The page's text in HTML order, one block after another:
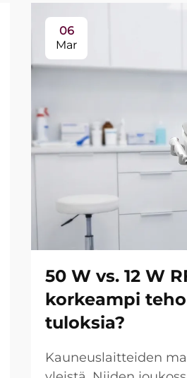
06
Mar
50 W vs. 12 W
korkeampi
tuloksia?
Kauneuslaitteiden